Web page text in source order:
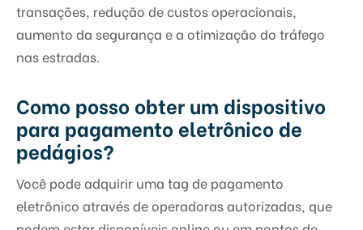
transações, redução de custos operacionais,
aumento da segurança e a otimização do tráfego
nas estradas.
Como posso obter um dispositivo
para pagamento eletrônico de
pedágios?
Você pode adquirir uma tag de pagamento
eletrônico através de operadoras autorizadas, que